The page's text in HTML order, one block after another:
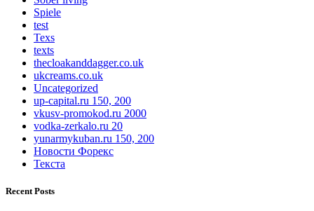
Spiele
test
Texs
texts
thecloakanddagger.co.uk
ukcreams.co.uk
Uncategorized
up-capital.ru 150, 200
vkusv-promokod.ru 2000
vodka-zerkalo.ru 20
yunarmykuban.ru 150, 200
Новости Форекс
Текста
Recent Posts